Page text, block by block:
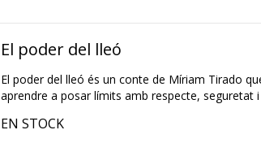
El poder del lleó
El poder del lleó és un conte de Míriam Tirado
aprendre a posar límits amb respecte, seguretat
EN STOCK